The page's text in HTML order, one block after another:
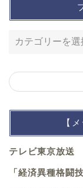
【
テレビ東京放送
「経済異種格闘